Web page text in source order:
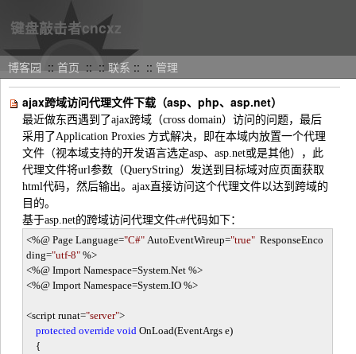
键盘敲击者cncxz
博客园 :: 首页 :: ::联系 :: :: 管理
ajax跨域访问代理文件下载（asp、php、asp.net）
最近做东西遇到了ajax跨域（cross domain）访问的问题，最后
采用了Application Proxies 方式解决，即在本域内放置一个代理
文件（视本域支持的开发语言选定asp、asp.net或是其他），此
代理文件将url参数（QueryString）发送到目标域对应页面获取
html代码，然后输出。ajax直接访问这个代理文件以达到跨域的
目的。
基于asp.net的跨域访问代理文件c#代码如下：
<%@ Page Language="C#" AutoEventWireup="true" ResponseEnco
ding="utf-8" %>
<%@ Import Namespace=System.Net %>
<%@ Import Namespace=System.IO %>
<script runat="server">
protected override void OnLoad(EventArgs e)
{